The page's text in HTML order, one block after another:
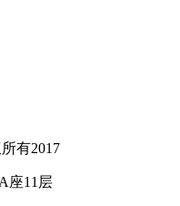
有2017
座11层